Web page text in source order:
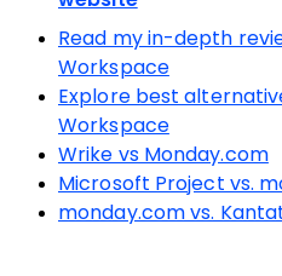
Read my in-depth
Workspace
Explore best
Workspace
Wrike vs Monday.com
Microsoft Project vs.
monday.com vs.